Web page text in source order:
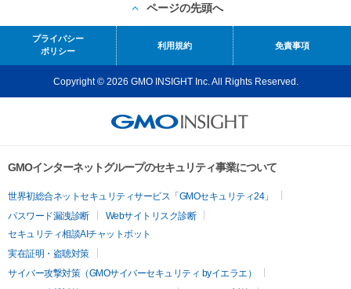
ページの先頭へ
プライバシー
ポリシー
利用規約 免責事項
Copyright © 2026 GMO INSIGHT Inc. All Rights Reserved.
GMOインターネットグループのセキュリティ事業について
世界初総合ネットセキュリティサービス「GMOセキュリティ24」
パスワード漏洩診断
Webサイトリスク診断
セキュリティ相談AIチャットボット
実在証明・盗聴対策
サイバー攻撃対策（GMOサイバーセキュリティ byイエラエ）